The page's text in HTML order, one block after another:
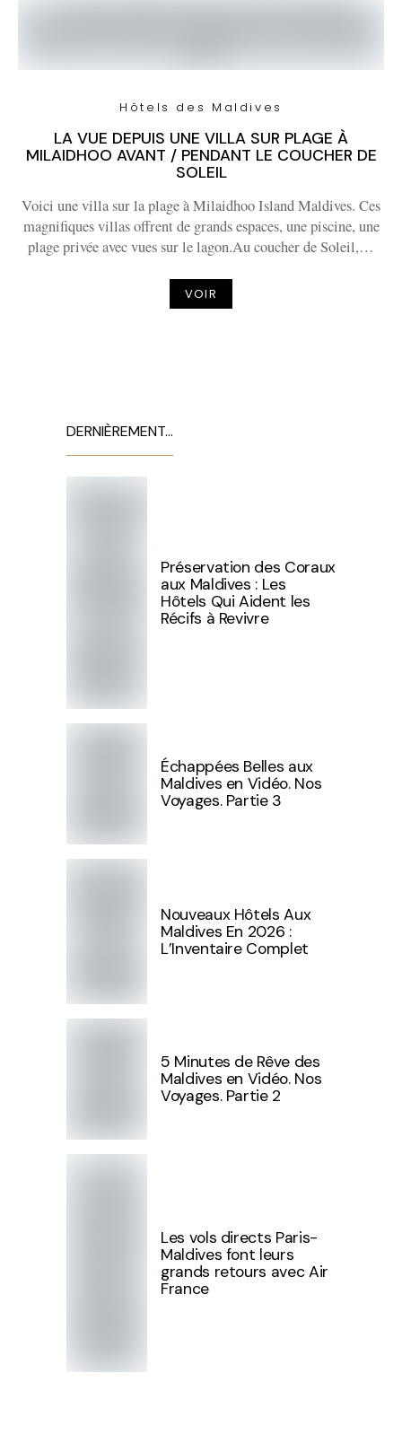
Hôtels des Maldives
LA VUE DEPUIS UNE VILLA SUR PLAGE À
MILAIDHOO AVANT / PENDANT LE COUCHER DE
SOLEIL
Voici une villa sur la plage à Milaidhoo Island Maldives. Ces
magnifiques villas offrent de grands espaces, une piscine, une
plage privée avec vues sur le lagon.Au coucher de Soleil,…
VOIR
DERNIÈREMENT…
Préservation des Coraux
aux Maldives : Les
Hôtels Qui Aident les
Récifs à Revivre
Échappées Belles aux
Maldives en Vidéo. Nos
Voyages. Partie 3
Nouveaux Hôtels Aux
Maldives En 2026 :
L’Inventaire Complet
5 Minutes de Rêve des
Maldives en Vidéo. Nos
Voyages. Partie 2
Les vols directs Paris-
Maldives font leurs
grands retours avec Air
France